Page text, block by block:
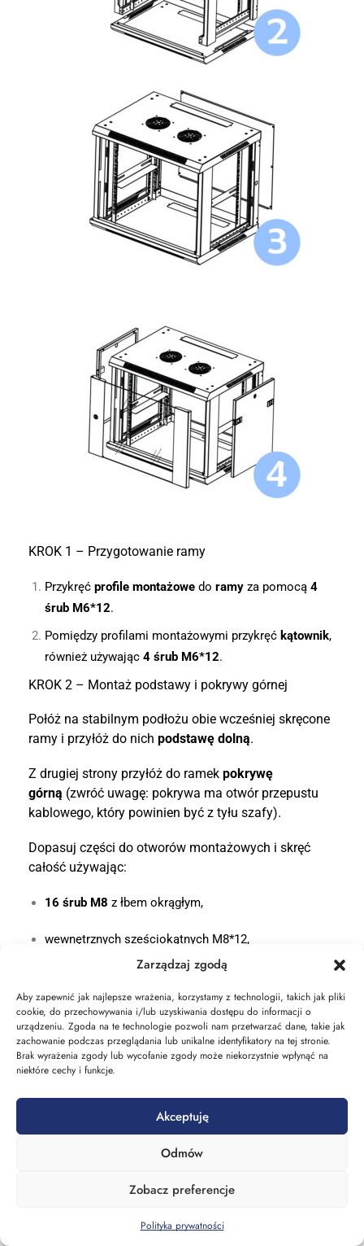
Zarządzaj zgodą
Aby zapewnić jak najlepsze wrażenia, korzystamy z technologii, takich jak pliki
cookie, do przechowywania i/lub uzyskiwania dostępu do informacji o
urządzeniu. Zgoda na te technologie pozwoli nam przetwarzać dane, takie jak
zachowanie podczas przeglądania lub unikalne identyfikatory na tej stronie.
Brak wyrażenia zgody lub wycofanie zgody może niekorzystnie wpłynąć na
niektóre cechy i funkcje.
Akceptuję
Odmów
Zobacz preferencje
Polityka prywatności
KROK 1 – Przygotowanie ramy
Przykręć profile montażowe do ramy za pomocą 4
śrub M6*12.
Pomiędzy profilami montażowymi przykręć kątownik,
również używając 4 śrub M6*12.
KROK 2 – Montaż podstawy i pokrywy górnej
Połóż na stabilnym podłożu obie wcześniej skręcone
ramy i przyłóż do nich podstawę dolną.
Z drugiej strony przyłóż do ramek pokrywę
górną (zwróć uwagę: pokrywa ma otwór przepustu
kablowego, który powinien być z tyłu szafy).
Dopasuj części do otworów montażowych i skręć
całość używając:
16 śrub M8 z łbem okrągłym,
wewnętrznych sześciokątnych M8*12,
nakrętek kołnierzowych M8 .
Użyjwkrętów samogwintujących M5*8, aby
przymocować przednią część szafy.
KROK 3 – Montaż panelu tylnego
Przykręćpanel tylnyza pomocą6 wkrętów
samogwintujących M5*8.
KROK 4 – Montaż paneli bocznych i drzwi przednich
panele boczne :
dolna część panelu powinna wejść w prostokątny
Dodaj Do Koszyka
Blog